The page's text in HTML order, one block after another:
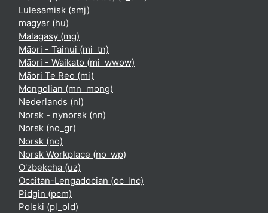
Lulesamisk ‎(smj)‎
magyar ‎(hu)‎
Malagasy ‎(mg)‎
Māori - Tainui ‎(mi_tn)‎
Māori - Waikato ‎(mi_wwow)‎
Māori Te Reo ‎(mi)‎
Mongolian ‎(mn_mong)‎
Nederlands ‎(nl)‎
Norsk - nynorsk ‎(nn)‎
Norsk ‎(no_gr)‎
Norsk ‎(no)‎
Norsk Workplace ‎(no_wp)‎
O'zbekcha ‎(uz)‎
Occitan-Lengadocian ‎(oc_lnc)‎
Pidgin ‎(pcm)‎
Polski ‎(pl_old)‎